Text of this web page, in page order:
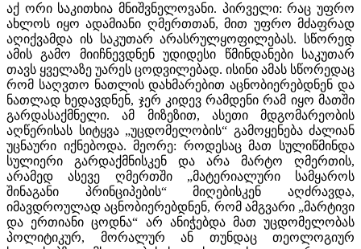
აქ ორი საკითხია მნიშვნელოვანი. პირველი: რაც უფრო
ახლოს იყო ადამიანი ღმერთთან, მით უფრო მძაფრად
აღიქვამდა ის საკუთარ არასრულყოფილებას. სწორედ
ამის გამო მიიჩნევდნენ უდიდესი წმინდანები საკუთარ
თავს ყველაზე უარეს ცოდვილებად. ისინი ამას სწორედაც
რომ საღვთო ნათლის დახმარებით აცნობიერებდნენ და
ნათლად ხედავდნენ, ჯერ კიდევ რამდენი რამ იყო მათში
გარდასაქმნელი. ამ მიზეზით, ასეთი მდგომარეობის
აღწერისას სიტყვა „უცდომელობის“ გამოყენება ძალიან
უცნაური იქნებოდა. მეორე: როდესაც მათ სულიწმინდა
სულიერი გარდაქმნისკენ და არა მარტო ღმერთის,
არამედ ასევე ღმერთში „მატერიალური სამყაროს
შინაგანი პრინციპების“ მიღებისკენ აღძრავდა,
იმავდროულად აცნობიერებდნენ, რომ ამგვარი „მარტივი
და ერთიანი ცოდნა“ არ ანიჭებდა მათ უცდომელობას
პოლიტიკურ, მორალურ ან თუნდაც თეოლოგიურ